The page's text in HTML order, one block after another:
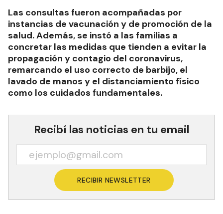
Las consultas fueron acompañadas por
instancias de vacunación y de promoción de la
salud. Además, se instó a las familias a
concretar las medidas que tienden a evitar la
propagación y contagio del coronavirus,
remarcando el uso correcto de barbijo, el
lavado de manos y el distanciamiento físico
como los cuidados fundamentales.
Recibí las noticias en tu email
RECIBIR NEWSLETTER